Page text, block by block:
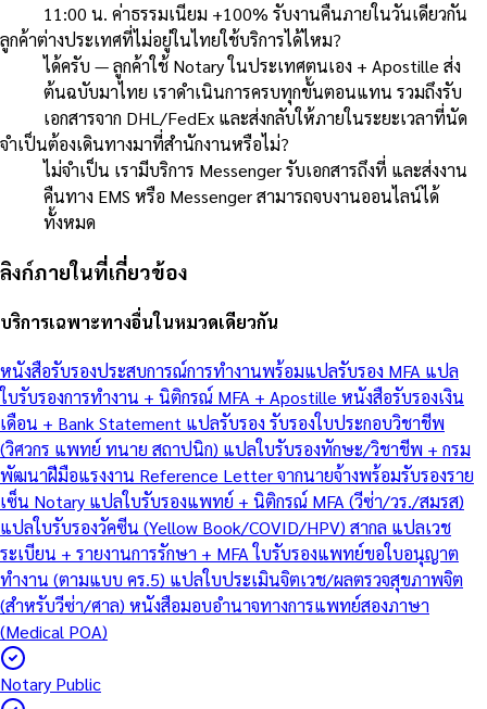
11:00 น. ค่าธรรมเนียม +100% รับงานคืนภายในวันเดียวกัน
ลูกค้าต่างประเทศที่ไม่อยู่ในไทยใช้บริการได้ไหม?
ได้ครับ — ลูกค้าใช้ Notary ในประเทศตนเอง + Apostille ส่ง
ต้นฉบับมาไทย เราดำเนินการครบทุกขั้นตอนแทน รวมถึงรับ
เอกสารจาก DHL/FedEx และส่งกลับให้ภายในระยะเวลาที่นัด
จำเป็นต้องเดินทางมาที่สำนักงานหรือไม่?
ไม่จำเป็น เรามีบริการ Messenger รับเอกสารถึงที่ และส่งงาน
คืนทาง EMS หรือ Messenger สามารถจบงานออนไลน์ได้
ทั้งหมด
ลิงก์ภายในที่เกี่ยวข้อง
บริการเฉพาะทางอื่นในหมวดเดียวกัน
หนังสือรับรองประสบการณ์การทำงานพร้อมแปลรับรอง MFA แปล
ใบรับรองการทำงาน + นิติกรณ์ MFA + Apostille หนังสือรับรองเงิน
เดือน + Bank Statement แปลรับรอง รับรองใบประกอบวิชาชีพ
(วิศวกร แพทย์ ทนาย สถาปนิก) แปลใบรับรองทักษะ/วิชาชีพ + กรม
พัฒนาฝีมือแรงงาน Reference Letter จากนายจ้างพร้อมรับรองราย
เซ็น Notary แปลใบรับรองแพทย์ + นิติกรณ์ MFA (วีซ่า/วร./สมรส)
แปลใบรับรองวัคซีน (Yellow Book/COVID/HPV) สากล แปลเวช
ระเบียน + รายงานการรักษา + MFA ใบรับรองแพทย์ขอใบอนุญาต
ทำงาน (ตามแบบ คร.5) แปลใบประเมินจิตเวช/ผลตรวจสุขภาพจิต
(สำหรับวีซ่า/ศาล) หนังสือมอบอำนาจทางการแพทย์สองภาษา
(Medical POA)
Notary Public